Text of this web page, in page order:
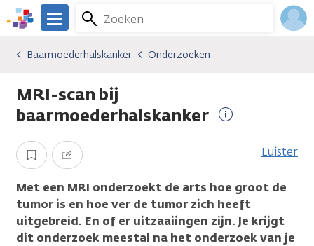
Overslaan
en
gaan
We
er
je.
Kanker.nl
Zoeken
Menu
Kankersoorten
Baarmoederhalskanker
Onderzoeken
Baarmoederhalskanker Onderzoeken
MRI-scan bij
baarmoederhalskanker
informatie
Opslaan Delen Luister
Met een MRI onderzoekt de arts hoe groot de
tumor is en hoe ver de tumor zich heeft
uitgebreid. En of er uitzaaiingen zijn. Je krijgt
dit onderzoek meestal na het onderzoek van je